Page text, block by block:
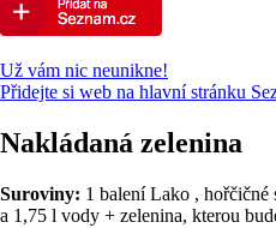
Už vám nic neunikne!
Přidejte si web na hlavní stránku
Nakládaná zelenina
Suroviny: 1 balení Lako , hořčičné
a 1,75 l vody + zelenina, kterou